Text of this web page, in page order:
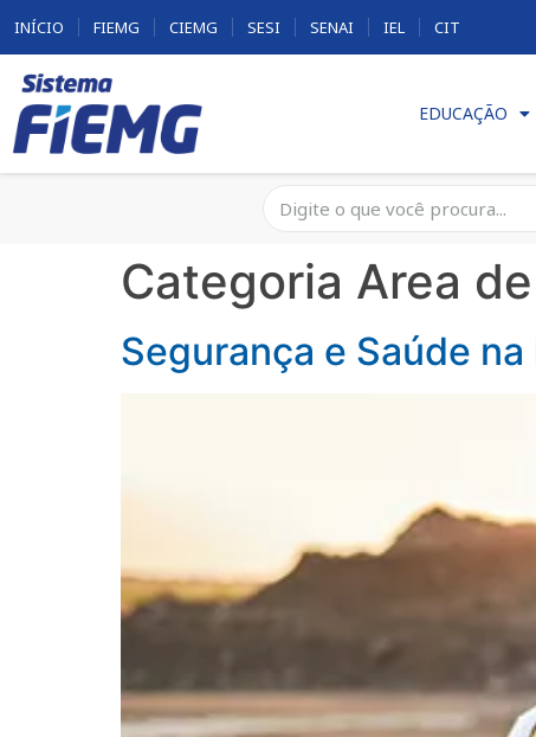
INÍCIO FIEMG CIEMG SESI SENAI IEL CIT
EDUCAÇÃO
Categoria Area
Segurança e Saúde